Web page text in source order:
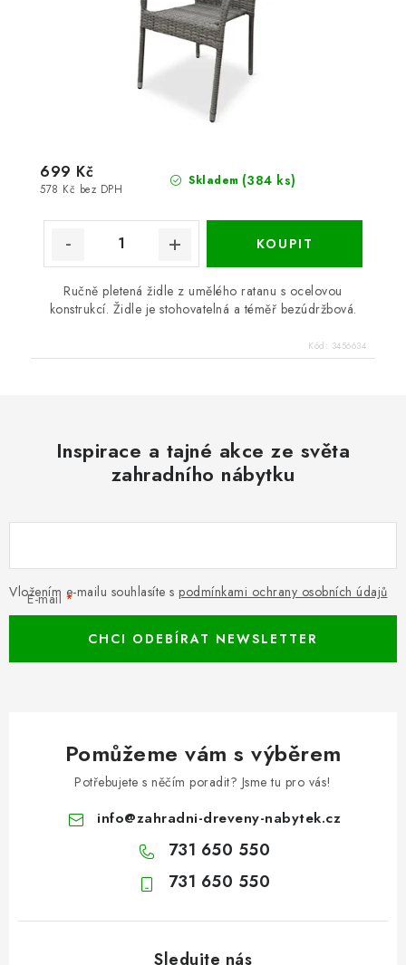
Skladem (384 ks)
578 Kč bez DPH
699 Kč
Ručně pletená židle z umělého ratanu s ocelovou
konstrukcí. Židle je stohovatelná a téměř bezúdržbová.
Kód: 3456634
Inspirace a tajné akce ze světa
zahradního nábytku
E-mail
Vložením e-mailu souhlasíte s podmínkami ochrany osobních údajů
CHCI ODEBÍRAT NEWSLETTER
Pomůžeme vám s výběrem
Potřebujete s něčím poradit? Jsme tu pro vás!
info@zahradni-dreveny-nabytek.cz
731 650 550
731 650 550